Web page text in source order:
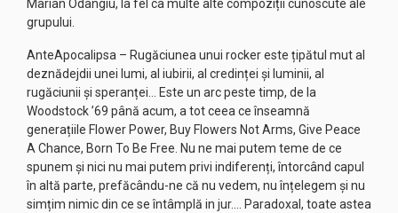
Marian Odangiu, la fel ca multe alte compoziții cunoscute ale
grupului.
AnteApocalipsa – Rugăciunea unui rocker este țipătul mut al
deznădejdii unei lumi, al iubirii, al credinței și luminii, al
rugăciunii și speranței… Este un arc peste timp, de la
Woodstock ’69 până acum, a tot ceea ce înseamnă
generațiile Flower Power, Buy Flowers Not Arms, Give Peace
A Chance, Born To Be Free. Nu ne mai putem teme de ce
spunem și nici nu mai putem privi indiferenți, întorcând capul
în altă parte, prefăcându-ne că nu vedem, nu înțelegem și nu
simțim nimic din ce se întâmplă in jur…. Paradoxal, toate astea